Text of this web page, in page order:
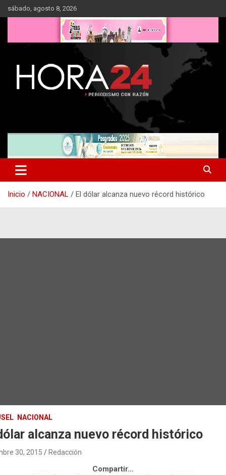
Saltar
al
sábado, agosto 8, 2026
Inicio NACIONAL El dólar alcanza nuevo récord histórico
NACIONAL
alcanza nuevo récord histórico
30, 2015 Redacción
Compartir...